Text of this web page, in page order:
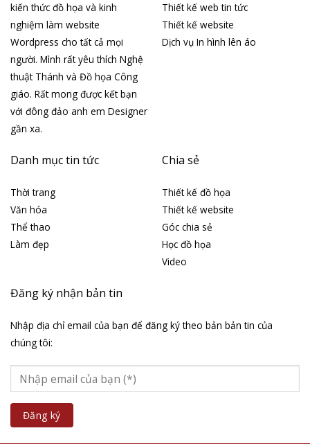
kiến thức đồ họa và kinh
nghiệm làm website
Wordpress cho tất cả mọi
người. Mình rất yêu thích Nghệ
thuật Thánh và Đồ họa Công
giáo. Rất mong được kết bạn
với đông đảo anh em Designer
gần xa.
Thiết kế web tin tức
Thiết kế website
Dịch vụ In hình lên áo
Danh mục tin tức
Thời trang
Văn hóa
Thể thao
Làm đẹp
Chia sẻ
Thiết kế đồ họa
Thiết kế website
Góc chia sẻ
Học đồ họa
Video
Đăng ký nhận bản tin
Nhập địa chỉ email của bạn để đăng ký theo bản bản tin của
chúng tôi: